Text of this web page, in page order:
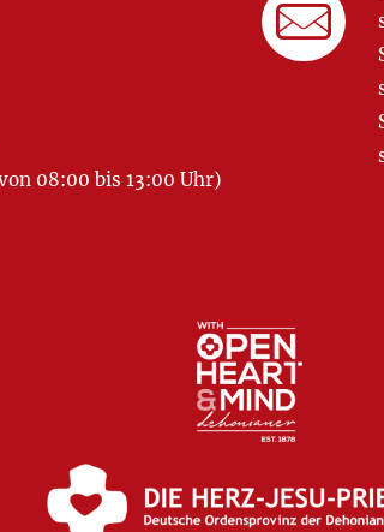
08:00 bis 13:00 Uhr)